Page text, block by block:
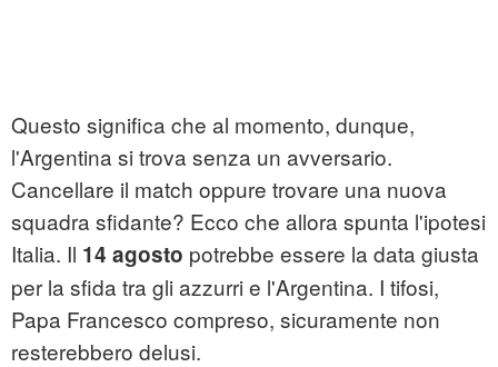
Questo significa che al momento, dunque,
l'Argentina si trova senza un avversario.
Cancellare il match oppure trovare una nuova
squadra sfidante? Ecco che allora spunta l'ipotesi
Italia. Il 14 agosto potrebbe essere la data giusta
per la sfida tra gli azzurri e l'Argentina. I tifosi,
Papa Francesco compreso, sicuramente non
resterebbero delusi.